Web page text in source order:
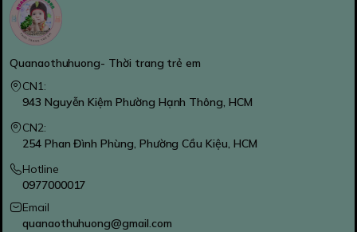
Quanaothuhuong- Thời trang trẻ em
CN1:
943 Nguyễn Kiệm Phường Hạnh Thông, HCM
CN2:
254 Phan Đình Phùng, Phường Cầu Kiệu, HCM
Hotline
0977000017
Email
quanaothuhuong@gmail.com